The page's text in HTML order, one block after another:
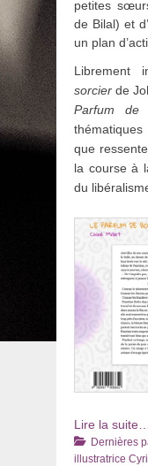
petites
de Bilal) et
un plan
Librement
sorcier de
Parfum de
que
la course à
du
Lire la suite…
Catégories
Dernières
illustratrice